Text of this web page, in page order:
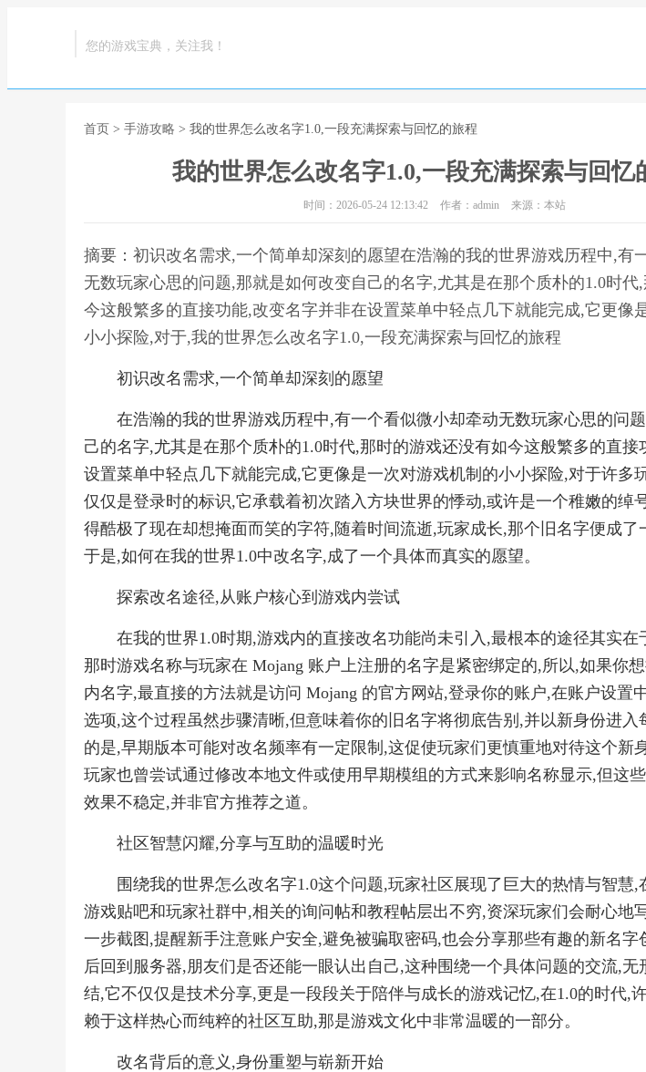
您的游戏宝典，关注我！
首页 > 手游攻略 > 我的世界怎么改名字1.0,一段充满探索与回忆的旅程
我的世界怎么改名字1.0,一段充满探索与回忆
时间：2026-05-24 12:13:42 作者：admin 来源：本站
摘要：初识改名需求,一个简单却深刻的愿望在浩瀚的我的世界游戏历程中,有
无数玩家心思的问题,那就是如何改变自己的名字,尤其是在那个质朴的1.0时代
今这般繁多的直接功能,改变名字并非在设置菜单中轻点几下就能完成,它更像
小小探险,对于,我的世界怎么改名字1.0,一段充满探索与回忆的旅程
初识改名需求,一个简单却深刻的愿望
在浩瀚的我的世界游戏历程中,有一个看似微小却牵动无数玩家心思的问
己的名字,尤其是在那个质朴的1.0时代,那时的游戏还没有如今这般繁多的直接
设置菜单中轻点几下就能完成,它更像是一次对游戏机制的小小探险,对于许多
仅仅是登录时的标识,它承载着初次踏入方块世界的悸动,或许是一个稚嫩的绰
得酷极了现在却想掩面而笑的字符,随着时间流逝,玩家成长,那个旧名字便成了
于是,如何在我的世界1.0中改名字,成了一个具体而真实的愿望。
探索改名途径,从账户核心到游戏内尝试
在我的世界1.0时期,游戏内的直接改名功能尚未引入,最根本的途径其实在
那时游戏名称与玩家在 Mojang 账户上注册的名字是紧密绑定的,所以,如果你
内名字,最直接的方法就是访问 Mojang 的官方网站,登录你的账户,在账户设置
选项,这个过程虽然步骤清晰,但意味着你的旧名字将彻底告别,并以新身份进入
的是,早期版本可能对改名频率有一定限制,这促使玩家们更慎重地对待这个新
玩家也曾尝试通过修改本地文件或使用早期模组的方式来影响名称显示,但这
效果不稳定,并非官方推荐之道。
社区智慧闪耀,分享与互助的温暖时光
围绕我的世界怎么改名字1.0这个问题,玩家社区展现了巨大的热情与智慧,
游戏贴吧和玩家社群中,相关的询问帖和教程帖层出不穷,资深玩家们会耐心地
一步截图,提醒新手注意账户安全,避免被骗取密码,也会分享那些有趣的新名字
后回到服务器,朋友们是否还能一眼认出自己,这种围绕一个具体问题的交流,无
结,它不仅仅是技术分享,更是一段段关于陪伴与成长的游戏记忆,在1.0的时代,
赖于这样热心而纯粹的社区互助,那是游戏文化中非常温暖的一部分。
改名背后的意义,身份重塑与崭新开始